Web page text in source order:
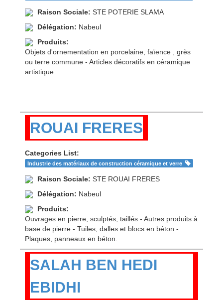
Raison Sociale: STE POTERIE SLAMA
Délégation: Nabeul
Produits:
Objets d'ornementation en porcelaine, faïence , grès
ou terre commune - Articles décoratifs en céramique
artistique.
ROUAI FRERES
Categories List:
Industrie des matériaux de construction céramique et verre
Raison Sociale: STE ROUAI FRERES
Délégation: Nabeul
Produits:
Ouvrages en pierre, sculptés, taillés - Autres produits à
base de pierre - Tuiles, dalles et blocs en béton -
Plaques, panneaux en béton.
SALAH BEN HEDI
EBIDHI